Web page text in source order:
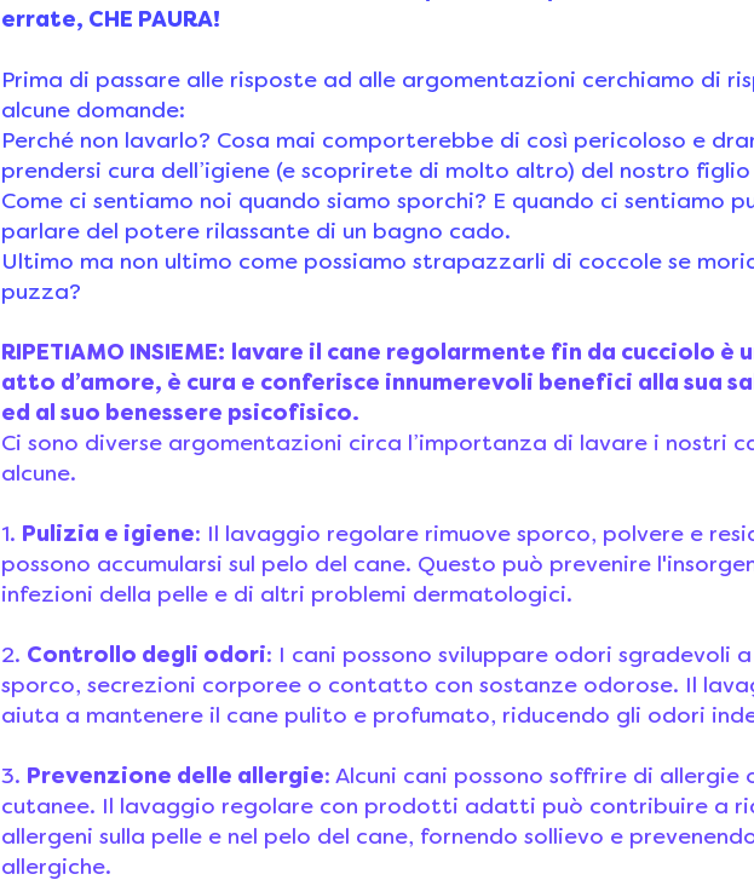
errate, CHE PAURA!
Prima di passare alle risposte ad alle argomentazioni cerchiamo di
alcune domande:
Perché non lavarlo? Cosa mai comporterebbe di così pericoloso e
prendersi cura dell’igiene (e scoprirete di molto altro) del nostro figlio
Come ci sentiamo noi quando siamo sporchi? E quando ci sentiamo
parlare del potere rilassante di un bagno cado.
Ultimo ma non ultimo come possiamo strapazzarli di coccole se
puzza?
RIPETIAMO INSIEME: lavare il cane regolarmente fin da cucciolo è
atto d’amore, è cura e conferisce innumerevoli benefici alla sua
ed al suo benessere psicofisico.
Ci sono diverse argomentazioni circa l’importanza di lavare i nostri
alcune.
1. Pulizia e igiene: Il lavaggio regolare rimuove sporco, polvere e
possono accumularsi sul pelo del cane. Questo può prevenire
infezioni della pelle e di altri problemi dermatologici.
2. Controllo degli odori: I cani possono sviluppare odori sgradevoli a
sporco, secrezioni corporee o contatto con sostanze odorose. Il
aiuta a mantenere il cane pulito e profumato, riducendo gli odori
3. Prevenzione delle allergie: Alcuni cani possono soffrire di allergie
cutanee. Il lavaggio regolare con prodotti adatti può contribuire a
allergeni sulla pelle e nel pelo del cane, fornendo sollievo e
allergiche.